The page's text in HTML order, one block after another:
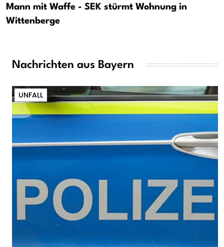
Mann mit Waffe - SEK stürmt Wohnung in
Wittenberge
Nachrichten aus Bayern
UNFALL